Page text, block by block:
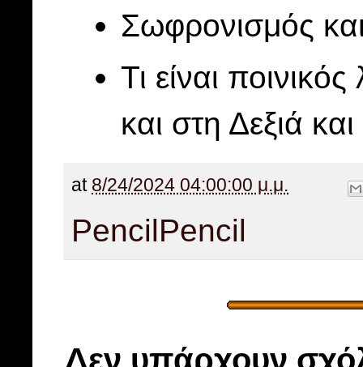
Σωφρονισμός
Τι είναι
και στη Δεξιά
at 8/24/2024 04:00:00 μ.μ.
PencilPencil
Δεν υπάρχουν